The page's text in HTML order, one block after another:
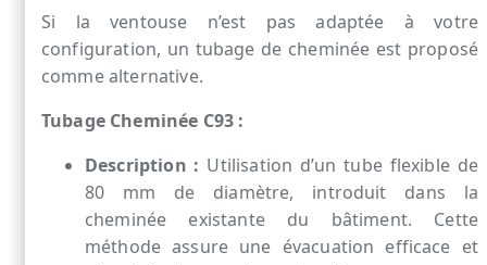
Si la ventouse n’est pas adaptée à votre
configuration, un tubage de cheminée est proposé
comme alternative.
Tubage Cheminée C93 :
Description : Utilisation d’un tube flexible de
80 mm de diamètre, introduit dans la
cheminée existante du bâtiment. Cette
méthode assure une évacuation efficace et